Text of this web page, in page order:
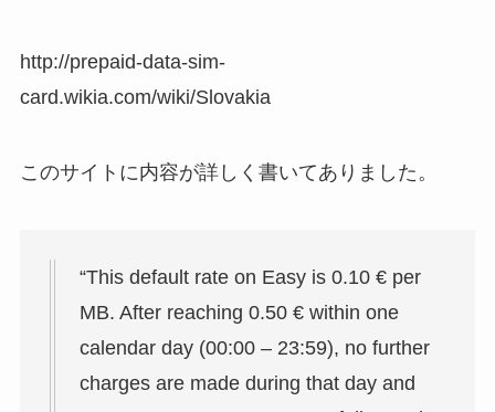
http://prepaid-data-sim-
card.wikia.com/wiki/Slovakia
このサイトに内容が詳しく書いてありました。
“This default rate on Easy is 0.10 € per
MB. After reaching 0.50 € within one
calendar day (00:00 – 23:59), no further
charges are made during that day and